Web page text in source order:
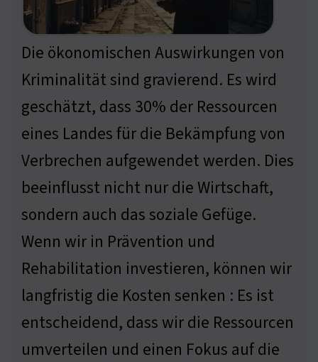
Die ökonomischen Auswirkungen von
Kriminalität sind gravierend. Es wird
geschätzt, dass 30% der Ressourcen
eines Landes für die Bekämpfung von
Verbrechen aufgewendet werden. Dies
beeinflusst nicht nur die Wirtschaft,
sondern auch das soziale Gefüge.
Wenn wir in Prävention und
Rehabilitation investieren, können wir
langfristig die Kosten senken : Es ist
entscheidend, dass wir die Ressourcen
umverteilen und einen Fokus auf die